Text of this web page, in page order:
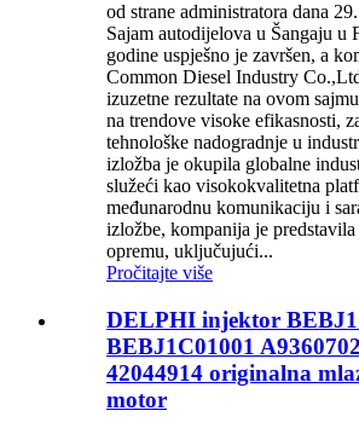
od strane administratora dana
Sajam autodijelova u Šangaju u
godine uspješno je završen, a
Common Diesel Industry
izuzetne rezultate na ovom
na trendove visoke efikasnosti,
tehnološke nadogradnje u
izložba je okupila globalne
služeći kao visokokvalitetna
međunarodnu komunikaciju i
izložbe, kompanija je
opremu, uključujući...
Pročitajte više
DELPHI injektor
BEBJ1C01001
42044914 originalna
motor